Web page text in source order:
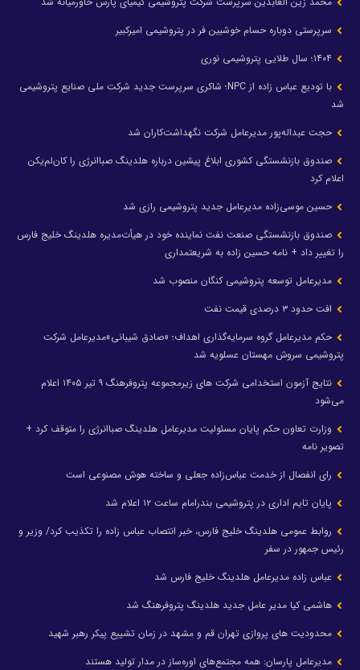
سرپرستی دوباره حسام خوشبین فر در پتروشیمی امیرکبیر
با تودیع عباس زاده از NPC؛ شاکری سرپرست جدید شرکت ملی صنایع پتروشیمی
شد
حجت عبداله‌پور مدیرعامل شرکت نگهداشت‌کاران شد
صندوق بازنشستگی کشوری ابلاغ پیشین درباره هلدینگ صباانرژی را کان‌لم‌یکن
اعلام کرد
حسین موسی‌زاده مدیرعامل جدید پتروشیمی رازی شد
صندوق بازنشستگی صنعت نفت نماینده خود در هیأت‌مدیره هلدینگ خلیج فارس
را تغییر داد + نامه حسین زاده به شریعتمداری
مدیرعامل توسعه پتروشیمی کنگان منصوب شد
افت حدود ۳ درصدی قیمت نفت
حکم مدیرعامل گروه سرمایه‌گذاری اهداف؛ «صادق شیبانی»مدیرعامل شرکت
پتروشیمی سروش مهستان عسلویه شد
نتایج آزمون استخدامی شرکت های زیرمجموعه پتروفرهنگ ۹ تیر ۱۴۰۵ اعلام
می‌شود
وزارت تعاون حکم پایان مسئولیت مدیرعامل هلدینگ صباانرژی را متوقف کرد +
تصویر نامه
رای انفصال از خدمت عباس‌زاده جعلی و ساخته هوش مصنوعی است
پایان تایم اداری در پتروشیمی بندرامام ساعت ۱۲ اعلام شد
روابط عمومی هلدینگ خلیج فارس، خبر انتصاب عباس زاده را تکذیب کرد/ وزیر و
رئیس جمهور در سفر
عباس زاده مدیرعامل هلدینگ خلیج فارس شد
هاشمی کیا مدیر عامل جدید هلدینگ پتروفرهنگ شد
محدودیت های پروازی تهران قم و مشهد در زمان تشییع پیکر رهبر شهید
مدیرعامل پارسان: همه مجتمع‌های اوره‌ساز در مدار تولید هستند